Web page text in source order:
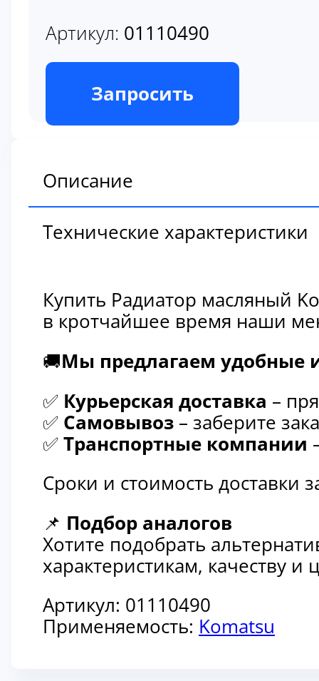
Артикул: 01110490
В наличии
Запросить
Описание
Технические характеристики
Купить Радиатор масляный
в кротчайшее время наши
🚚Мы предлагаем удобные
✅ Курьерская доставка –
✅ Самовывоз – заберите
✅ Транспортные компании
Сроки и стоимость доставки
📌 Подбор аналогов
Хотите подобрать
характеристикам, качеству
Артикул: 01110490
Применяемость: Komatsu